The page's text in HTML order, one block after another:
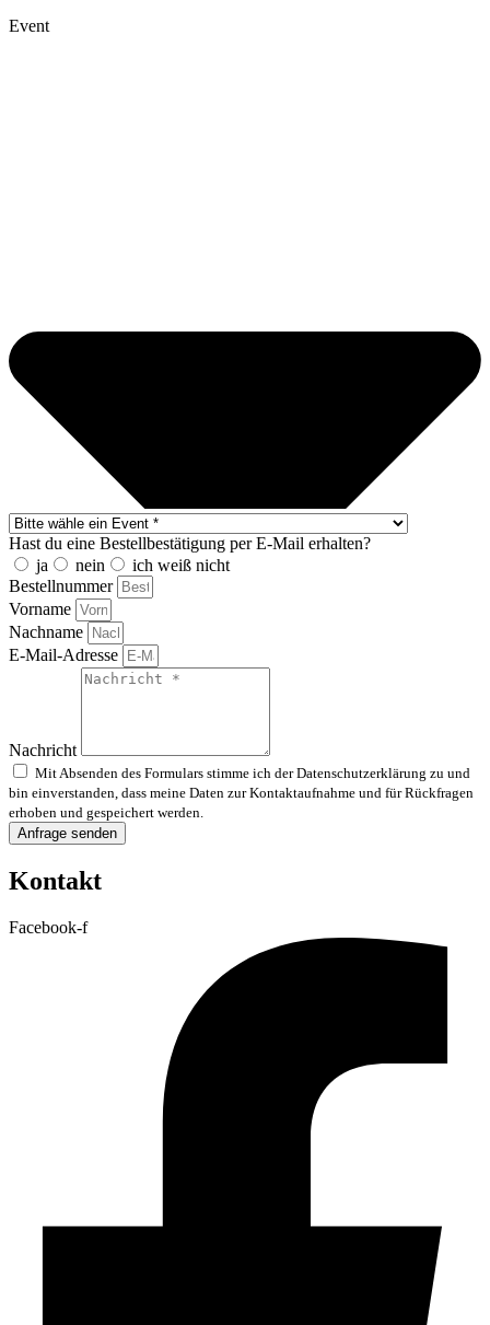
Event
Hast du eine Bestellbestätigung per E-Mail erhalten?
ja
nein
ich weiß nicht
Bestellnummer
Vorname
Nachname
E-Mail-Adresse
Nachricht
Mit Absenden des Formulars stimme ich der Datenschutzerklärung zu und
bin einverstanden, dass meine Daten zur Kontaktaufnahme und für Rückfragen
erhoben und gespeichert werden.
Anfrage senden
Kontakt
Facebook-f